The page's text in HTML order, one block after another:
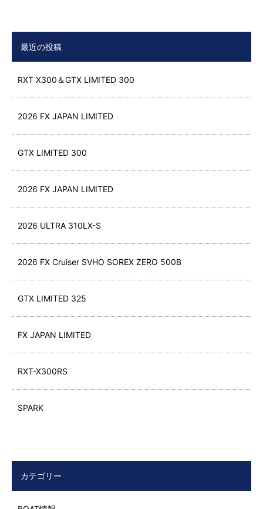
最近の投稿
RXT X300＆GTX LIMITED 300
2026 FX JAPAN LIMITED
GTX LIMITED 300
2026 FX JAPAN LIMITED
2026 ULTRA 310LX-S
2026 FX Cruiser SVHO SOREX ZERO 500B
GTX LIMITED 325
FX JAPAN LIMITED
RXT-X300RS
SPARK
カテゴリー